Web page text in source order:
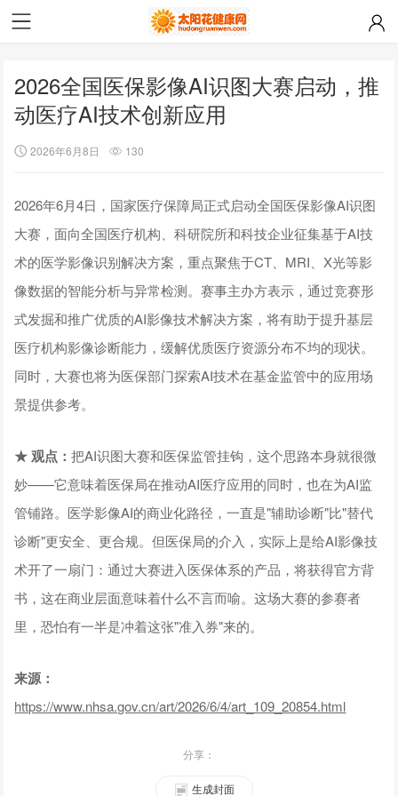
2026全国医保影像AI识图大赛启动，推
动医疗AI技术创新应用
2026年6月8日 130
2026年6月4日，国家医疗保障局正式启动全国医保影像AI识图
大赛，面向全国医疗机构、科研院所和科技企业征集基于AI技
术的医学影像识别解决方案，重点聚焦于CT、MRI、X光等影
像数据的智能分析与异常检测。赛事主办方表示，通过竞赛形
式发掘和推广优质的AI影像技术解决方案，将有助于提升基层
医疗机构影像诊断能力，缓解优质医疗资源分布不均的现状。
同时，大赛也将为医保部门探索AI技术在基金监管中的应用场
景提供参考。
★ 观点：把AI识图大赛和医保监管挂钩，这个思路本身就很微
妙——它意味着医保局在推动AI医疗应用的同时，也在为AI监
管铺路。医学影像AI的商业化路径，一直是"辅助诊断"比"替代
诊断"更安全、更合规。但医保局的介入，实际上是给AI影像技
术开了一扇门：通过大赛进入医保体系的产品，将获得官方背
书，这在商业层面意味着什么不言而喻。这场大赛的参赛者
里，恐怕有一半是冲着这张"准入券"来的。
来源：
https://www.nhsa.gov.cn/art/2026/6/4/art_109_20854.html
分享：
生成封面